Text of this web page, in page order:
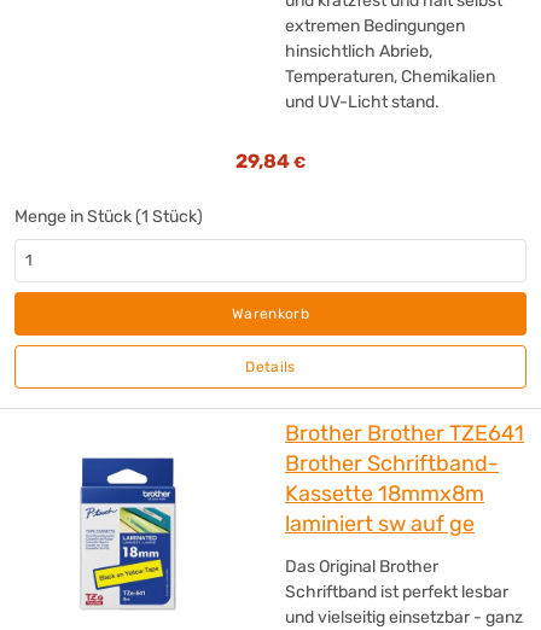
extremen Bedingungen
hinsichtlich Abrieb,
Temperaturen, Chemikalien
und UV-Licht stand.
29,84 €
Menge in Stück (1 Stück)
Warenkorb
Details
Brother Brother TZE641
Brother Schriftband-
Kassette 18mmx8m
laminiert sw auf ge
Das Original Brother
Schriftband ist perfekt lesbar
und vielseitig einsetzbar - ganz